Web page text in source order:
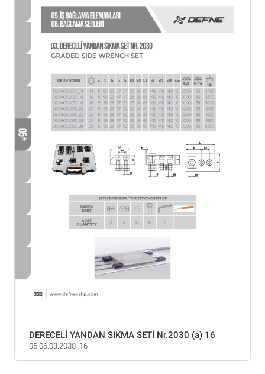
DERECELİ YANDAN SIKMA SETİ Nr.2030 (a) 16
05.06.03.2030_16